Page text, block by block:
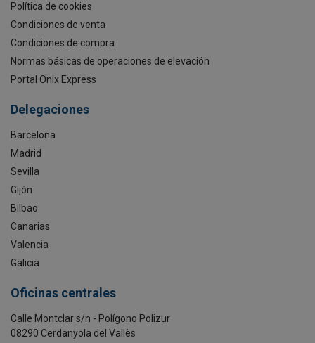
Política de cookies
Condiciones de venta
Condiciones de compra
Normas básicas de operaciones de elevación
Portal Onix Express
Delegaciones
Barcelona
Madrid
Sevilla
Gijón
Bilbao
Canarias
Valencia
Galicia
Oficinas centrales
Calle Montclar s/n - Polígono Polizur
08290 Cerdanyola del Vallès